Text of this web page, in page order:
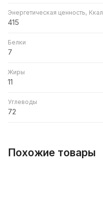
Энергетическая ценность, Ккал
415
Белки
7
Жиры
11
Углеводы
72
Похожие товары